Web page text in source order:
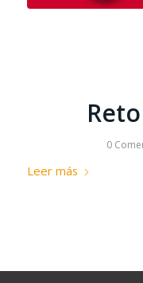
0
Leer más